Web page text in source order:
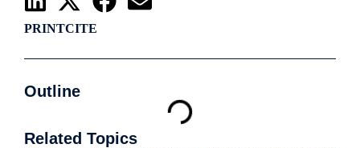
PRINTCITE
Outline
Related Topics